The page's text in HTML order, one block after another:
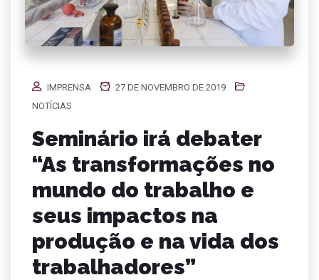
IMPRENSA
27 DE NOVEMBRO DE 2019
NOTÍCIAS
Seminário irá debater
“As transformações no
mundo do trabalho e
seus impactos na
produção e na vida dos
trabalhadores”